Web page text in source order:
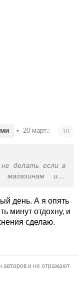
• 20 марта в 19:55
10
делать если в
или
день. А я опять
минут отдохну, и
сделаю.
авторов и не отражают